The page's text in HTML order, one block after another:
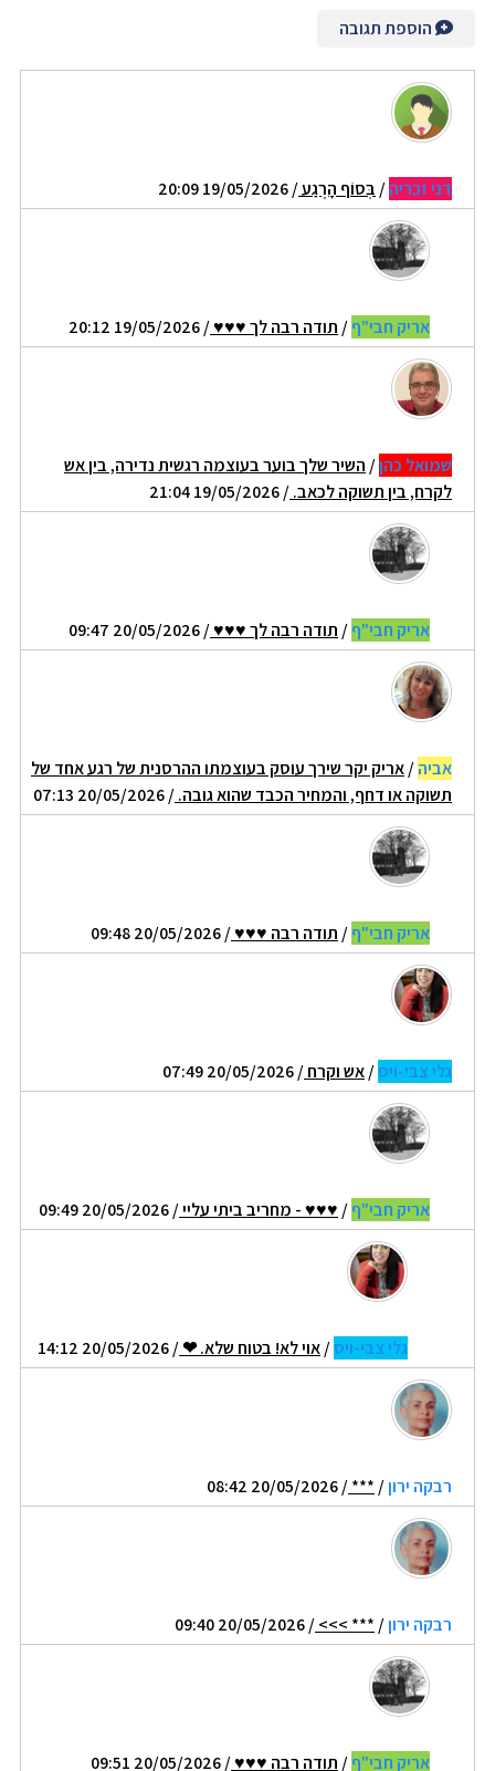
הוספת תגובה
דני זכריה/ בְּסוֹף הָרֶגַע/ 19/05/2026 20:09
אריק חבי"ף/ תודה רבה לך ♥♥♥/ 19/05/2026 20:12
שמואל כהן/ השיר שלך בוער בעוצמה רגשית נדירה, בין אש
לקרח, בין תשוקה לכאב./ 19/05/2026 21:04
אריק חבי"ף/ תודה רבה לך ♥♥♥/ 20/05/2026 09:47
אביה/אריק יקר שירך עוסק בעוצמתו ההרסנית של רגע אחד של
תשוקה או דחף, והמחיר הכבד שהוא גובה./ 20/05/2026 07:13
אריק חבי"ף/ תודה רבה ♥♥♥/ 20/05/2026 09:48
גלי צבי-ויס/אש וקרח/ 20/05/2026 07:49
אריק חבי"ף/ ♥♥♥ - מחריב ביתי עליי/ 20/05/2026 09:49
גלי צבי-ויס/אוי לא! בטוח שלא. ❤/ 20/05/2026 14:12
רבקה ירון/
***
/ 20/05/2026 08:42
רבקה ירון/
*** >>>
/ 20/05/2026 09:40
אריק חבי"ף/ תודה רבה ♥♥♥/ 20/05/2026 09:51